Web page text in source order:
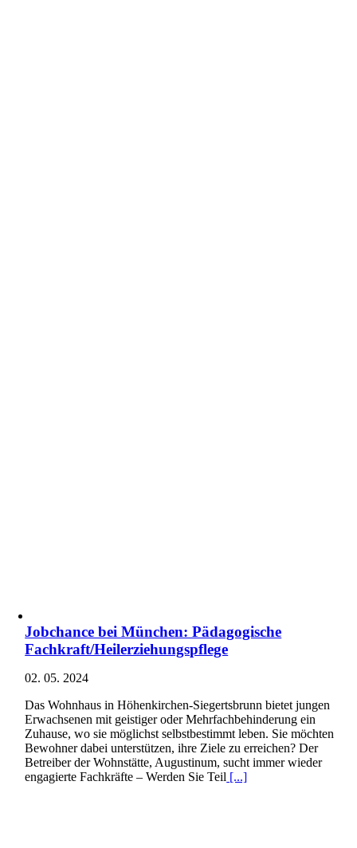
Jobchance bei München: Pädagogische
Fachkraft/Heilerziehungspflege
02. 05. 2024
Das Wohnhaus in Höhenkirchen-Siegertsbrunn bietet jungen
Erwachsenen mit geistiger oder Mehrfachbehinderung ein
Zuhause, wo sie möglichst selbstbestimmt leben. Sie möchten
Bewohner dabei unterstützen, ihre Ziele zu erreichen? Der
Betreiber der Wohnstätte, Augustinum, sucht immer wieder
engagierte Fachkräfte – Werden Sie Teil [...]